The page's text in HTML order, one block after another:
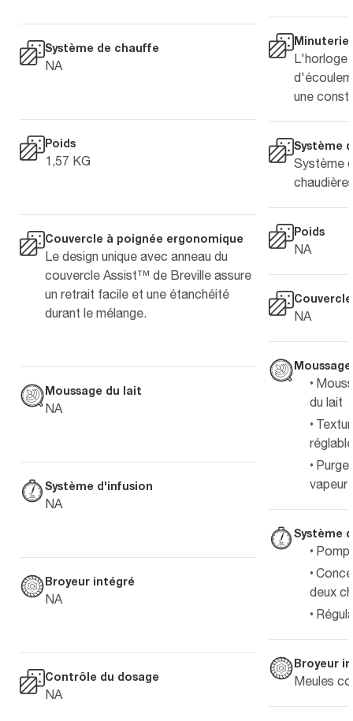
Système de chauffe
NA
Poids
1,57 KG
Couvercle à poignée ergonomique
Le design unique avec anneau du
couvercle Assist™ de Breville assure
un retrait facile et une étanchéité
durant le mélange.
Moussage du lait
NA
Système d'infusion
NA
Broyeur intégré
NA
Contrôle du dosage
NA
Minuterie
L'horloge
une
Système
Système
Poids
NA
NA
du lait
Purge
vapeur
Système
deux
Broyeur
Meules